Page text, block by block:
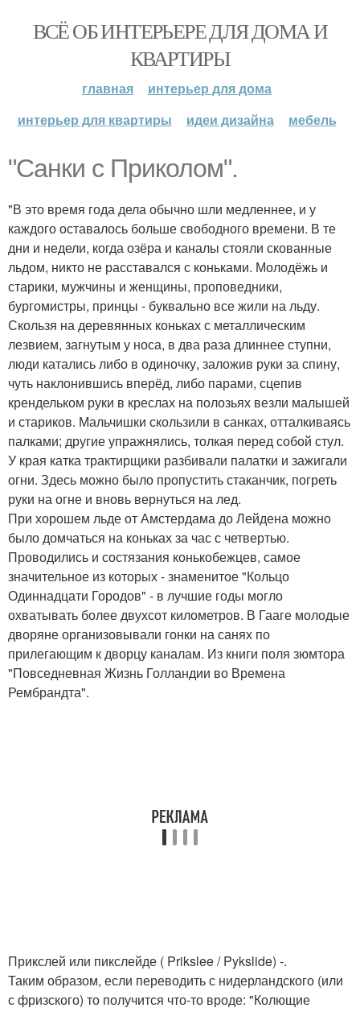
ВСЁ ОБ ИНТЕРЬЕРЕ ДЛЯ ДОМА И
КВАРТИРЫ
главная
интерьер для дома
интерьер для квартиры
идеи дизайна мебель
"Санки с Приколом".
"В это время года дела обычно шли медленнее, и у
каждого оставалось больше свободного времени. В те
дни и недели, когда озёра и каналы стояли скованные
льдом, никто не расставался с коньками. Молодёжь и
старики, мужчины и женщины, проповедники,
бургомистры, принцы - буквально все жили на льду.
Скользя на деревянных коньках с металлическим
лезвием, загнутым у носа, в два раза длиннее ступни,
люди катались либо в одиночку, заложив руки за спину,
чуть наклонившись вперёд, либо парами, сцепив
крендельком руки в креслах на полозьях везли малышей
и стариков. Мальчишки скользили в санках, отталкиваясь
палками; другие упражнялись, толкая перед собой стул.
У края катка трактирщики разбивали палатки и зажигали
огни. Здесь можно было пропустить стаканчик, погреть
руки на огне и вновь вернуться на лед.
При хорошем льде от Амстердама до Лейдена можно
было домчаться на коньках за час с четвертью.
Проводились и состязания конькобежцев, самое
значительное из которых - знаменитое "Кольцо
Одиннадцати Городов" - в лучшие годы могло
охватывать более двухсот километров. В Гааге молодые
дворяне организовывали гонки на санях по
прилегающим к дворцу каналам. Из книги поля зюмтора
"Повседневная Жизнь Голландии во Времена
Рембрандта".
Прикслей или пикслейде ( Prikslee / Pykslide) -.
Таким образом, если переводить с нидерландского (или
с фризского) то получится что-то вроде: "Колющие